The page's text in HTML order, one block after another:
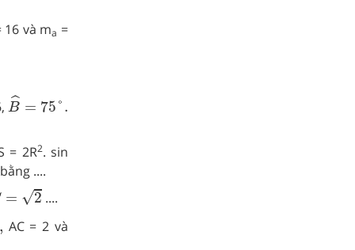
16 và ma =
ˆ
B = 75°.
B^ 75°.
= 2R2. sin
....
= √2 ....
AC = 2 và